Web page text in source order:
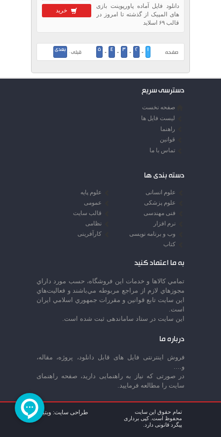
خرید
دانلود فایل آماده پاورپوینت بازی
های المپیک از گذشته تا امروز در
قالب ۶۹ اسلاید
صفحه 1
-
2
-
3
-
4
-
5 قبلی · بعدی
دسترسی سریع
صفحه نخست
لیست فایل ها
راهنما
قوانین
تماس با ما
دسته بندی ها
علوم انسانی
علوم پایه
علوم پزشکی
عمومی
فنی مهندسی
قالب سایت
نرم افزار
نظامی
وب و برنامه نویسی
کارآفرینی
کتاب
به ما اعتماد کنید
تمامي كالاها و خدمات اين فروشگاه، حسب مورد داراي
مجوزهاي لازم از مراجع مربوطه مي‌باشند و فعاليت‌هاي
اين سايت تابع قوانين و مقررات جمهوري اسلامي ايران
است.
این سایت در ستاد ساماندهی ثبت شده است.
درباره ما
فروش اینترنتی فایل های قابل دانلود، پروژه، مقاله،
و....
در صورتی که نیاز به راهنمایی دارید، صفحه راهنمای
سایت را مطالعه فرمایید.
تمام حقوق این سایت
محفوظ است. کپی برداری
پیگرد قانونی دارد.
طراحی سایت: وبتینا